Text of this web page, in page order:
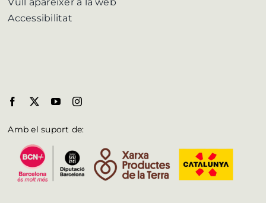
Accessibilitat
Amb el suport de: